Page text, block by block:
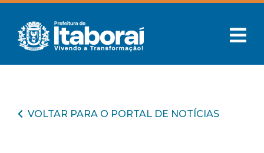
VOLTAR PARA O PORTAL DE NOTÍCIAS